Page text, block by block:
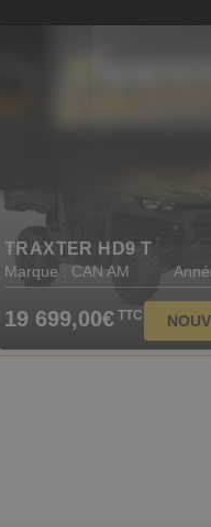
17 999,00€TTC
TRAXTER HD9 T
Marque : CAN AM
19 699,00€TTC